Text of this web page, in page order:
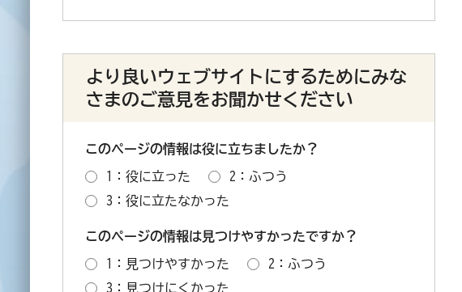
より良いウェブサイトにするためにみな
さまのご意見をお聞かせください
このページの情報は役に立ちましたか？
1：役に立った
2：ふつう
3：役に立たなかった
このページの情報は見つけやすかったですか？
1：見つけやすかった
2：ふつう
3：見つけにくかった